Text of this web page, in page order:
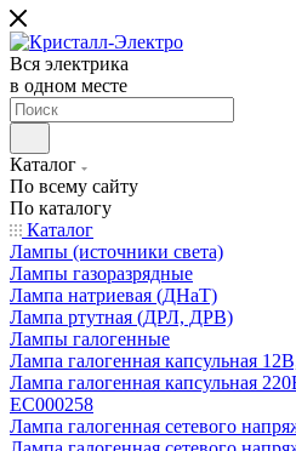
Вся электрика
в одном месте
Каталог
По всему сайту
По каталогу
Каталог
Лампы (источники света)
Лампы газоразрядные
Лампа натриевая (ДНаТ)
Лампа ртутная (ДРЛ, ДРВ)
Лампы галогенные
Лампа галогенная капсульная
Лампа галогенная капсульная
EC000258
Лампа галогенная сетевого